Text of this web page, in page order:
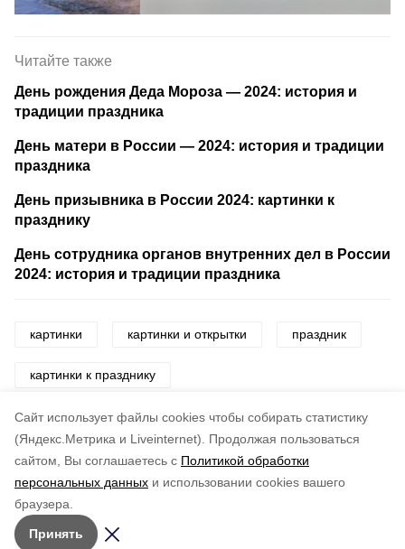
Cайт использует файлы cookies чтобы собирать статистику
(Яндекс.Метрика и Liveinternet).
Продолжая пользоваться
сайтом, Вы соглашаетесь с Политикой обработки
персональных данных и использовании cookies вашего
браузера.
Принять
Читайте также
День рождения Деда Мороза — 2024: история и
традиции праздника
День матери в России — 2024: история и традиции
праздника
День призывника в России 2024: картинки к
празднику
День сотрудника органов внутренних дел в России
2024: история и традиции праздника
картинки картинки и открытки праздник
картинки к празднику
день ракетных войск и артиллерии
по оценке
5